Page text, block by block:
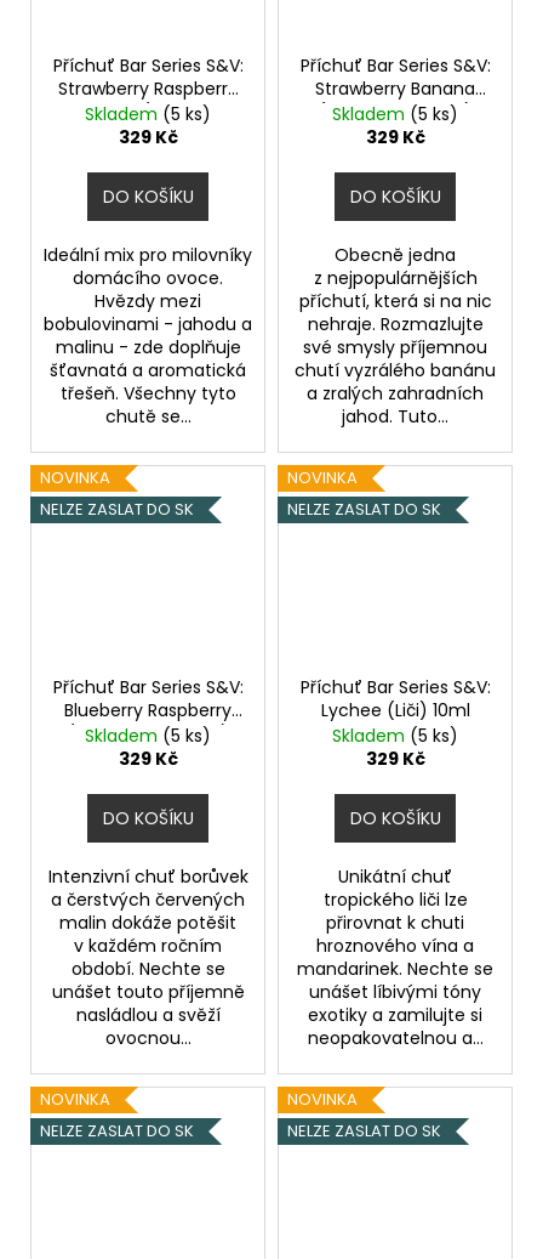
Příchuť Bar Series S&V:
Strawberry Raspberry
Cherry (Jahoda,
malina a třešeň) 10ml
Skladem (5 ks)
329 Kč
DO KOŠÍKU
Ideální mix pro milovníky
domácího ovoce.
Hvězdy mezi
bobulovinami - jahodu a
malinu - zde doplňuje
šťavnatá a aromatická
třešeň. Všechny tyto
chutě se...
Příchuť Bar Series S&V:
Strawberry Banana
(Jahoda a banán)
10ml
Skladem (5 ks)
329 Kč
DO KOŠÍKU
Obecně jedna
z nejpopulárnějších
příchutí, která si na nic
nehraje. Rozmazlujte
své smysly příjemnou
chutí vyzrálého banánu
a zralých zahradních
jahod. Tuto...
NOVINKA
NELZE ZASLAT DO SK
Příchuť Bar Series S&V:
Blueberry Raspberry
(Borůvka a malina)
10ml
Skladem (5 ks)
329 Kč
DO KOŠÍKU
Intenzivní chuť borůvek
a čerstvých červených
malin dokáže potěšit
v každém ročním
období. Nechte se
unášet touto příjemně
nasládlou a svěží
ovocnou...
NOVINKA
NELZE ZASLAT DO SK
Příchuť Bar Series S&V:
Lychee (Liči) 10ml
Skladem (5 ks)
329 Kč
DO KOŠÍKU
Unikátní chuť
tropického liči lze
přirovnat k chuti
hroznového vína a
mandarinek. Nechte se
unášet líbivými tóny
exotiky a zamilujte si
neopakovatelnou a...
NOVINKA
NELZE ZASLAT DO SK
NOVINKA
NELZE ZASLAT DO SK